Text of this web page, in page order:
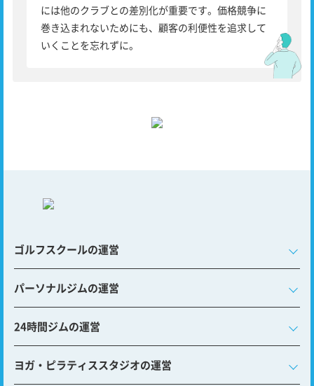
には他のクラブとの差別化が重要です。価格競争に
巻き込まれないためにも、顧客の利便性を追求して
いくことを忘れずに。
ゴルフスクールの運営
パーソナルジムの運営
24時間ジムの運営
ヨガ・ピラティススタジオの運営